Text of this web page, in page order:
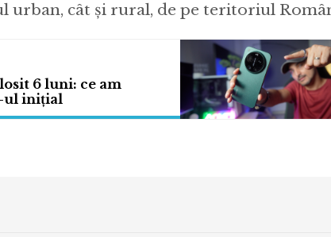
urban, cât și rural, de pe teritoriul
6 luni: ce am
ul inițial